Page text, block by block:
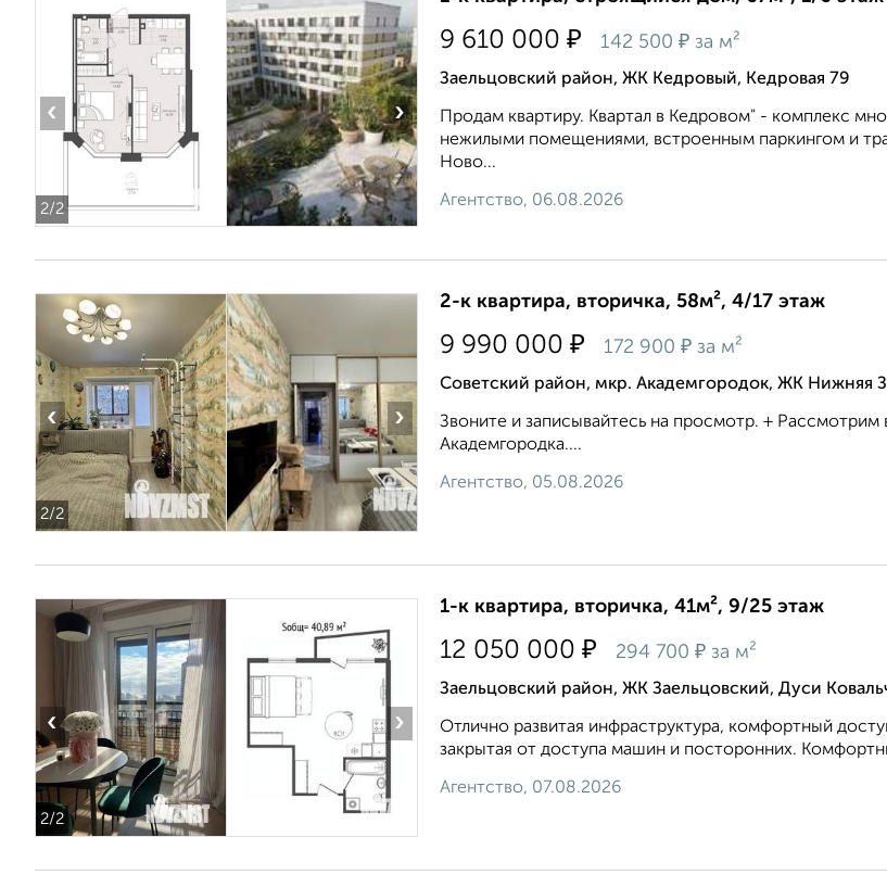
2/2
‹ ›
9 610 000 ₽ 142 500 ₽ за м²
Заельцовский район, ЖК Кедровый, Кедровая 79
Продам квартиру. Квартал в Кедровом" - комплекс
нежилыми помещениями, встроенным паркингом и
Ново...
Агентство, 06.08.2026
2/2
‹ ›
2-к квартира, вторичка, 58м², 4/17 этаж
9 990 000 ₽ 172 900 ₽ за м²
Советский район, мкр. Академгородок, ЖК Нижняя
Звоните и записывайтесь на просмотр. +
Академгородка....
Агентство, 05.08.2026
2/2
‹ ›
1-к квартира, вторичка, 41м², 9/25 этаж
12 050 000 ₽ 294 700 ₽ за м²
Заельцовский район, ЖК Заельцовский, Дуси
Отлично развитая инфраструктура, комфортный
закрытая от доступа машин и посторонних.
Агентство, 07.08.2026